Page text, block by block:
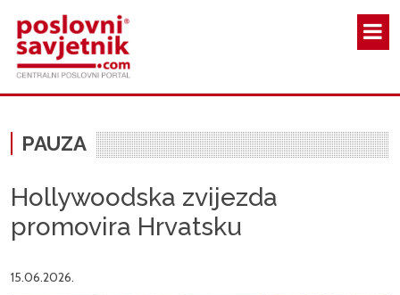
PAUZA
Hollywoodska zvijezda
promovira Hrvatsku
15.06.2026.